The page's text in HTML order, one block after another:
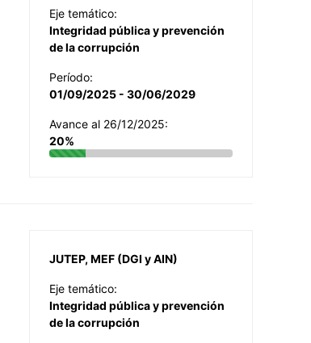
Eje temático:
Integridad pública y prevención
de la corrupción
Período:
01/09/2025 - 30/06/2029
Avance al 26/12/2025:
20%
JUTEP, MEF (DGI y AIN)
Eje temático:
Integridad pública y prevención
de la corrupción